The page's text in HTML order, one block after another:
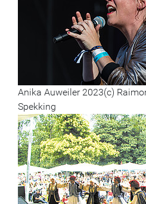
Anika Auweiler 2023(c)
Spekking